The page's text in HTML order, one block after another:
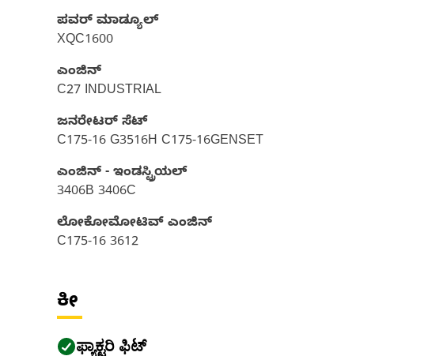
ಪವರ್ ಮಾಡ್ಯೂಲ್
XQC1600
ಎಂಜಿನ್
C27 INDUSTRIAL
ಜನರೇಟರ್ ಸೆಟ್‌
C175-16 G3516H C175-16GENSET
ಎಂಜಿನ್ - ಇಂಡಸ್ಟ್ರಿಯಲ್
3406B 3406C
ಲೋಕೋಮೋಟಿವ್ ಎಂಜಿನ್
C175-16 3612
ಕೀ
ಫ್ಯಾಕ್ಟರಿ ಫಿಟ್